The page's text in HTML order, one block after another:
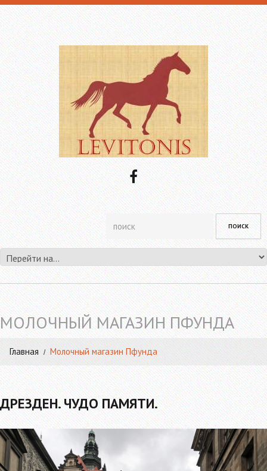
МОЛОЧНЫЙ МАГАЗИН ПФУНДА
Главная Молочный магазин Пфунда
ДРЕЗДЕН. ЧУДО ПАМЯТИ.